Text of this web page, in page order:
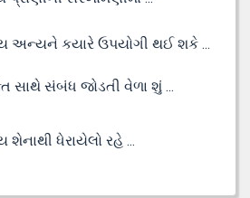
અન્યને કયારે ઉપયોગી થઈ શકે ...
સાથે સંબંધ જોડતી વેળા શું ...
શેનાથી ધેરાયેલો રહે ...